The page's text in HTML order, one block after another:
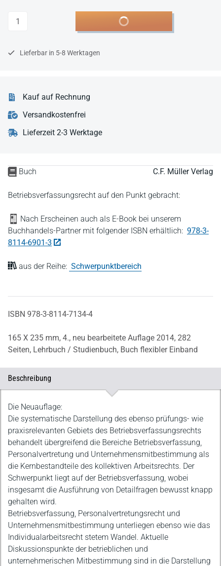
Buch C.F. Müller Verlag
Betriebsverfassungsrecht auf den Punkt gebracht:
Nach Erscheinen auch als E-Book bei unserem
Buchhandels-Partner mit folgender ISBN erhältlich: 978-3-
8114-6901-3
aus der Reihe: Schwerpunktbereich
ISBN 978-3-8114-7134-4
165 X 235 mm, 4., neu bearbeitete Auflage 2014, 282
Seiten, Lehrbuch / Studienbuch, Buch flexibler Einband
Anzahl In den Warenkorb
Lieferbar in 5-8 Werktagen
Kauf auf Rechnung
Versandkostenfrei
Lieferzeit 2-3 Werktage
Beschreibung
Beschreibung
Die Neuauflage:
Die systematische Darstellung des ebenso prüfungs- wie
praxisrelevanten Gebiets des Betriebsverfassungsrechts
behandelt übergreifend die Bereiche Betriebsverfassung,
Personalvertretung und Unternehmensmitbestimmung als
die Kernbestandteile des kollektiven Arbeitsrechts. Der
Schwerpunkt liegt auf der Betriebsverfassung, wobei
insgesamt die Ausführung von Detailfragen bewusst knapp
gehalten wird.
Betriebsverfassung, Personalvertretungsrecht und
Unternehmensmitbestimmung unterliegen ebenso wie das
Individualarbeitsrecht stetem Wandel. Aktuelle
Diskussionspunkte der betrieblichen und
unternehmerischen Mitbestimmung sind in die Darstellung